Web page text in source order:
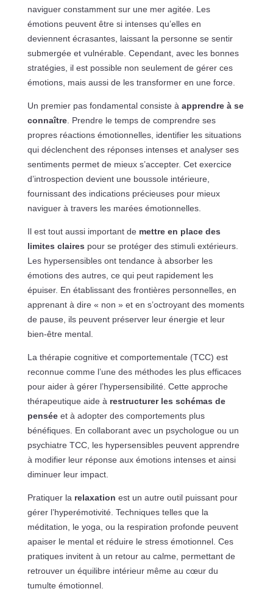
naviguer constamment sur une mer agitée. Les
émotions peuvent être si intenses qu’elles en
deviennent écrasantes, laissant la personne se sentir
submergée et vulnérable. Cependant, avec les bonnes
stratégies, il est possible non seulement de gérer ces
émotions, mais aussi de les transformer en une force.
Un premier pas fondamental consiste à apprendre à se
connaître. Prendre le temps de comprendre ses
propres réactions émotionnelles, identifier les situations
qui déclenchent des réponses intenses et analyser ses
sentiments permet de mieux s’accepter. Cet exercice
d’introspection devient une boussole intérieure,
fournissant des indications précieuses pour mieux
naviguer à travers les marées émotionnelles.
Il est tout aussi important de mettre en place des
limites claires pour se protéger des stimuli extérieurs.
Les hypersensibles ont tendance à absorber les
émotions des autres, ce qui peut rapidement les
épuiser. En établissant des frontières personnelles, en
apprenant à dire « non » et en s’octroyant des moments
de pause, ils peuvent préserver leur énergie et leur
bien-être mental.
La thérapie cognitive et comportementale (TCC) est
reconnue comme l’une des méthodes les plus efficaces
pour aider à gérer l’hypersensibilité. Cette approche
thérapeutique aide à restructurer les schémas de
penséeet à adopter des comportements plus
bénéfiques. En collaborant avec un psychologue ou un
psychiatre TCC, les hypersensibles peuvent apprendre
à modifier leur réponse aux émotions intenses et ainsi
diminuer leur impact.
Pratiquer la relaxation est un autre outil puissant pour
gérer l’hyperémotivité. Techniques telles que la
méditation, le yoga, ou la respiration profonde peuvent
apaiser le mental et réduire le stress émotionnel. Ces
pratiques invitent à un retour au calme, permettant de
retrouver un équilibre intérieur même au cœur du
tumulte émotionnel.